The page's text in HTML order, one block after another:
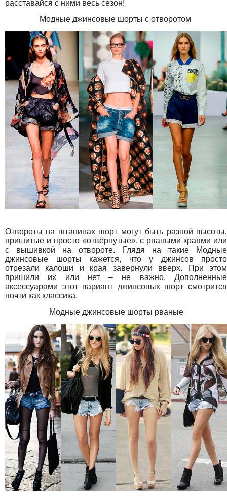
расставайся с ними весь сезон!
Модные джинсовые шорты с отворотом
Отвороты на штанинах шорт могут быть разной высоты,
пришитые и просто «отвёрнутые», с рваными краями или
с вышивкой на отвороте. Глядя на такие Модные
джинсовые шорты кажется, что у джинсов просто
отрезали калоши и края завернули вверх. При этом
пришили их или нет – не важно. Дополненные
аксессуарами этот вариант джинсовых шорт смотрится
почти как классика.
Модные джинсовые шорты рваные